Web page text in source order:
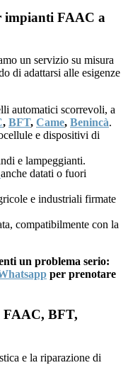
impianti FAAC a
un servizio su misura
di adattarsi alle esigenze
automatici scorrevoli, a
, BFT, Came, Benincà.
e dispositivi di
e lampeggianti.
anche datati o fuori
e industriali firmate
compatibilmente con la
un problema serio:
per prenotare
FAAC, BFT,
e la riparazione di